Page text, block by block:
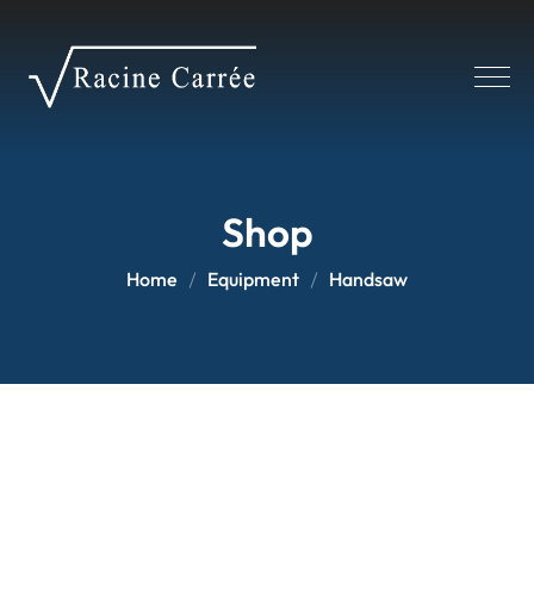
Shop
Home Equipment Handsaw